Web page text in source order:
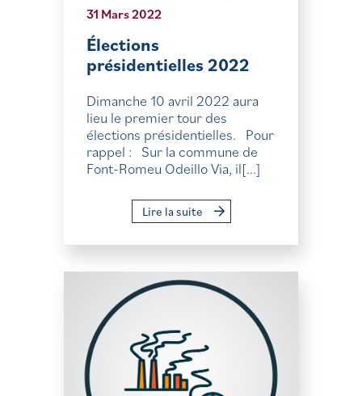
31 Mars 2022
Élections
présidentielles 2022
Dimanche 10 avril 2022 aura
lieu le premier tour des
élections présidentielles. Pour
rappel : Sur la commune de
Font-Romeu Odeillo Via, il[...]
Lire la suite